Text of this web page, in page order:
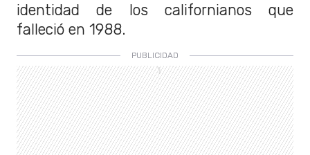
identidad de los californianos que
falleció en 1988.